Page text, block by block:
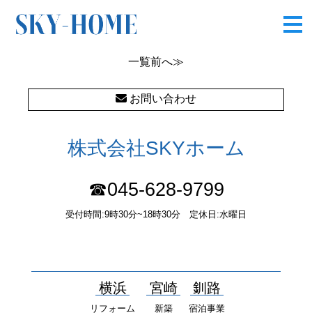
OLYMPUS DIGITAL CAMERA
一覧前へ≫
お問い合わせ
株式会社SKYホーム
☎045-628-9799
受付時間:9時30分~18時30分 定休日:水曜日
横浜
リフォーム
宮崎
新築
釧路
宿泊事業